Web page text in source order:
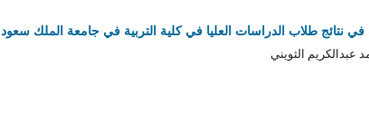
في نتائج طلاب الدراسات العليا في كلية التربية في جامعة الملك سعود
الثويني